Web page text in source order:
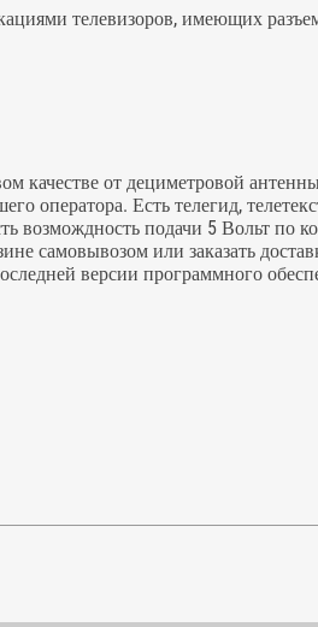
телевизоров, имеющих
качестве от дециметровой
оператора. Есть телегид,
возмождность подачи 5 Вольт по
самовывозом или заказать
версии программного